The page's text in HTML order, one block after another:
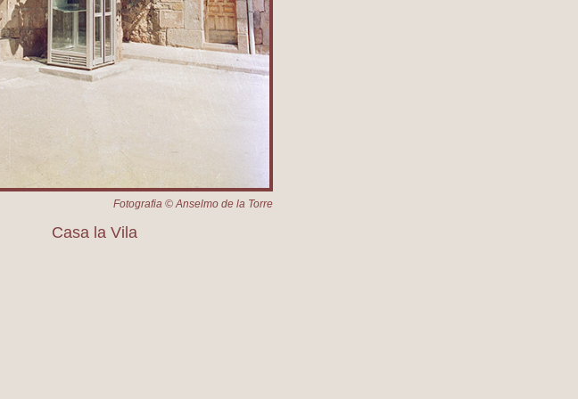
Fotografia © Anselmo de la Torre
Casa la Vila